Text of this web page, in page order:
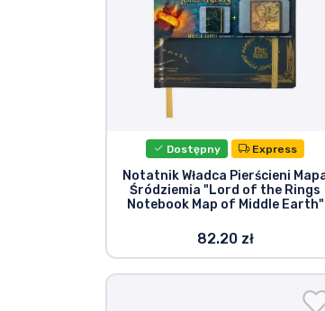
Dostępny Express
Notatnik Władca Pierścieni
Śródziemia "Lord of the Rings
Notebook Map of Middle Earth"
82.20 zł
Rzeczy muzyczne
Typy produktów